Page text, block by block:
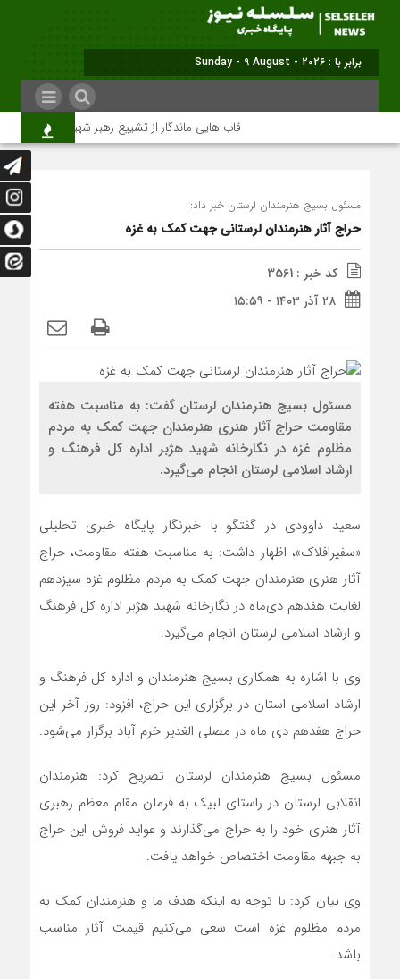
برابر با : Sunday - 9 August - 2026
قاب هایی ماندگار از تشییع رهبر شهید در تهران
مسئول بسیج هنرمندان لرستان خبر داد:
حراج آثار هنرمندان لرستانی جهت کمک به غزه
کد خبر : 3561
۲۸ آذر ۱۴۰۳ - ۱۵:۵۹
مسئول بسیج هنرمندان لرستان گفت: به مناسبت هفته
مقاومت حراج آثار هنری هنرمندان جهت کمک به مردم
مظلوم غزه در نگارخانه شهید هژبر اداره کل فرهنگ و
ارشاد اسلامی لرستان انجام می‌گیرد.
سعید داوودی در گفتگو با خبرنگار پایگاه خبری تحلیلی
«سفیرافلاک»، اظهار داشت: به مناسبت هفته مقاومت، حراج
آثار هنری هنرمندان جهت کمک به مردم مظلوم غزه سیزدهم
لغایت هفدهم دی‌ماه در نگارخانه شهید هژبر اداره کل فرهنگ
و ارشاد اسلامی لرستان انجام می‌گیرد.
وی با اشاره به همکاری بسیج هنرمندان و اداره کل فرهنگ و
ارشاد اسلامی استان در برگزاری این حراج، افزود: روز آخر این
حراج هفدهم دی ماه در مصلی ‌الغدیر خرم آباد برگزار می‌شود.
مسئول بسیج هنرمندان لرستان تصریح کرد: هنرمندان
انقلابی لرستان در راستای لبیک به فرمان مقام معظم رهبری
آثار هنری خود را به حراج می‌گذارند و عواید فروش این حراج
به جبهه مقاومت اختصاص خواهد یافت.
وی بیان کرد: با توجه به اینکه هدف ما و هنرمندان کمک به
مردم مظلوم غزه است سعی می‌کنیم قیمت آثار مناسب
باشد.